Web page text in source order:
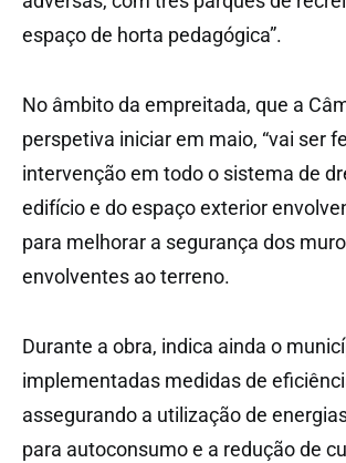
espaço de horta pedagógica”.
No âmbito da empreitada, que a
perspetiva iniciar em maio, “vai ser
intervenção em todo o sistema de
edifício e do espaço exterior
para melhorar a segurança dos
envolventes ao terreno.
Durante a obra, indica ainda o
implementadas medidas de
assegurando a utilização de
para autoconsumo e a redução de